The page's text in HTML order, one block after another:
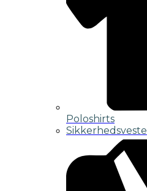
Poloshirts
Sikkerhedsveste